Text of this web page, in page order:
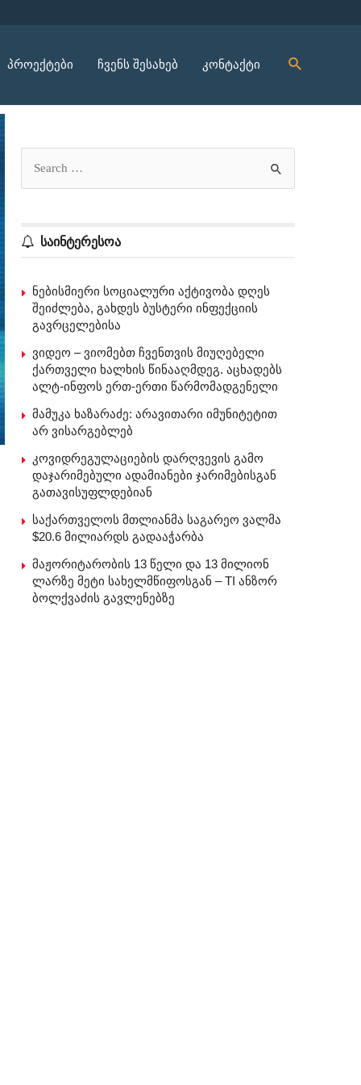
პროექტები ჩვენს შესახებ კონტაქტი
საინტერესოა
ნებისმიერი სოციალური აქტივობა დღეს
შეიძლება, გახდეს ბუსტერი ინფექციის
გავრცელებისა
ვიდეო – ვიომებთ ჩვენთვის მიუღებელი
ქართველი ხალხის წინააღმდეგ. აცხადებს
ალტ-ინფოს ერთ-ერთი წარმომადგენელი
მამუკა ხაზარაძე: არავითარი იმუნიტეტით
არ ვისარგებლებ
კოვიდრეგულაციების დარღვევის გამო
დაჯარიმებული ადამიანები ჯარიმებისგან
გათავისუფლდებიან
საქართველოს მთლიანმა საგარეო ვალმა
$20.6 მილიარდს გადააჭარბა
მაჟორიტარობის 13 წელი და 13 მილიონ
ლარზე მეტი სახელმწიფოსგან – TI ანზორ
ბოლქვაძის გავლენებზე